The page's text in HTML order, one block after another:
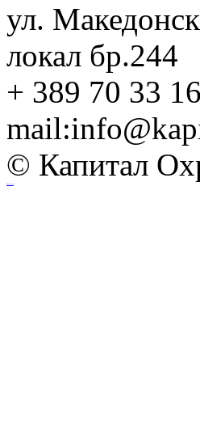
ул.
локал бр.244
+ 389 70 33
© Капитал
Ihost.mk